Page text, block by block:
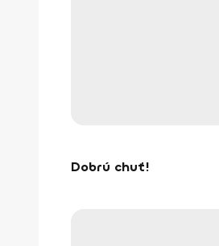
Dobrú chuť!